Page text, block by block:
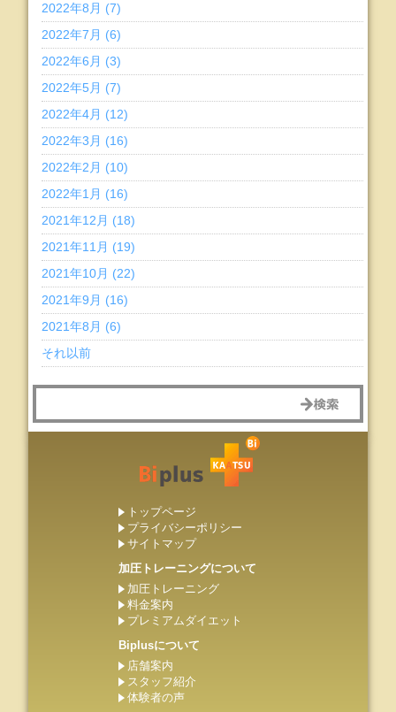
2022年8月 (7)
2022年7月 (6)
2022年6月 (3)
2022年5月 (7)
2022年4月 (12)
2022年3月 (16)
2022年2月 (10)
2022年1月 (16)
2021年12月 (18)
2021年11月 (19)
2021年10月 (22)
2021年9月 (16)
2021年8月 (6)
それ以前
トップページ
プライバシーポリシー
サイトマップ
加圧トレーニングについて
加圧トレーニング
料金案内
プレミアムダイエット
Biplusについて
店舗案内
スタッフ紹介
体験者の声